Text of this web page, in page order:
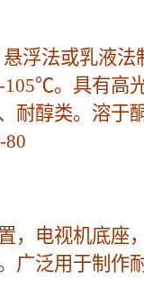
浮法或乳液法
。具有
醇类。溶于
80
，电视机底
广泛用于制